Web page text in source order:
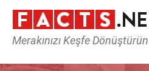
Merakınızı Keşfe Dönüştürün